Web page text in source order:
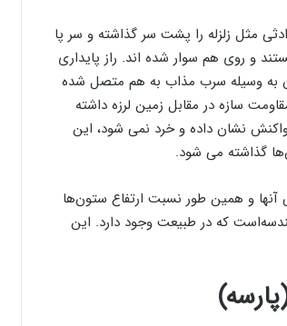
مثل زلزله را پشت سر گذاشته و سر پا
و روی هم سوار شده اند. راز پایداری
به وسیله سرب مذاب به هم متصل شده
سازه در مقابل زمین لرزه داشته
نشان داده و خرد نمی شود، این
گذاشته می شود.
و همین طور نسبت ارتفاع ستون‌ها
که در طبیعت وجود دارد. این